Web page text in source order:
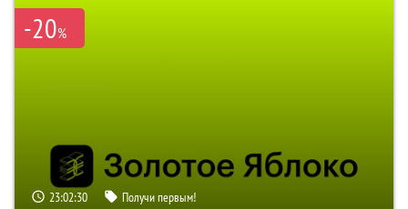
-20%
23:02:29 Получи первым!